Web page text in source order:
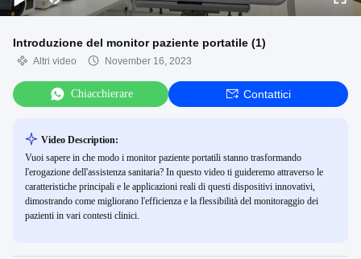
Introduzione del monitor paziente portatile (1)
Altri video November 16, 2023
Chiacchierare Contattici
Video Description:
Vuoi sapere in che modo i monitor paziente portatili stanno trasformando
l'erogazione dell'assistenza sanitaria? In questo video ti guideremo attraverso le
caratteristiche principali e le applicazioni reali di questi dispositivi innovativi,
dimostrando come migliorano l'efficienza e la flessibilità del monitoraggio dei
pazienti in vari contesti clinici.